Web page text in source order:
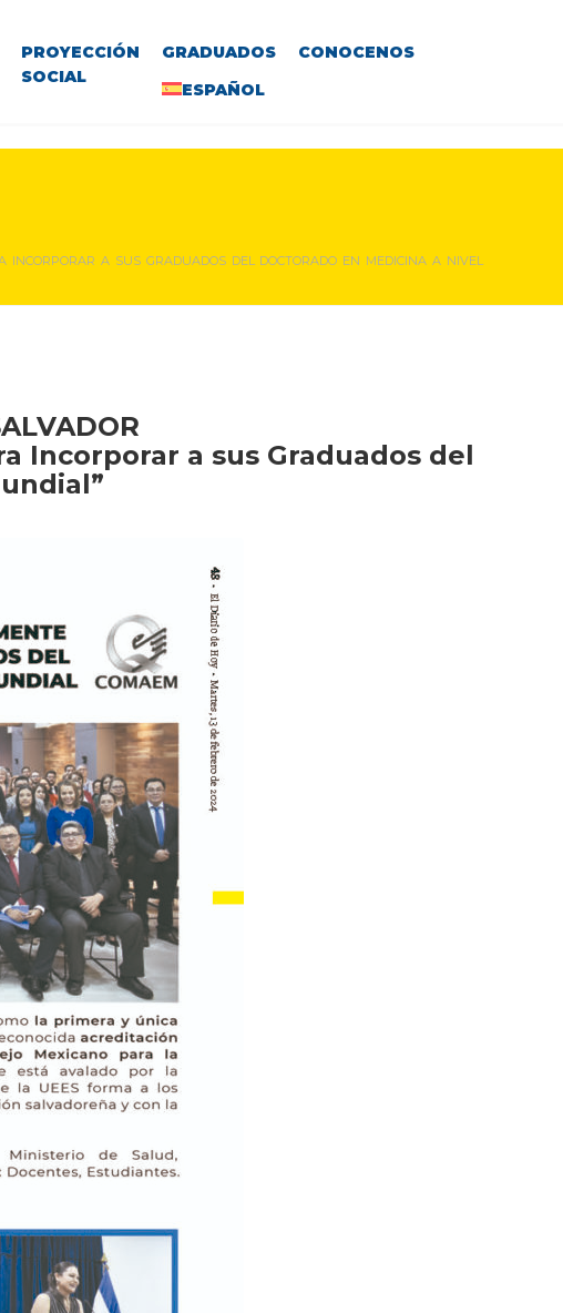
PROYECCIÓN
SOCIAL
GRADUADOS
CONOCENOS
ESPAÑOL
A SUS GRADUADOS DEL DOCTORADO EN MEDICINA A NIVEL
Incorporar a sus Graduados del